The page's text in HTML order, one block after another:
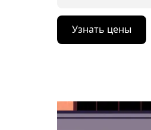
Нажмите
стрелку
вниз,
выбрать
дату.
Узнать цены